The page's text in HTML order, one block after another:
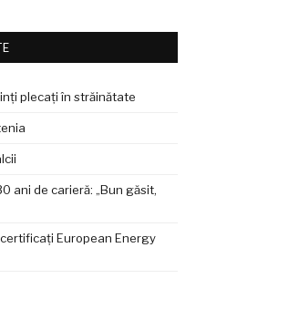
plecați în străinătate
ani de carieră: „Bun găsit,
European Energy